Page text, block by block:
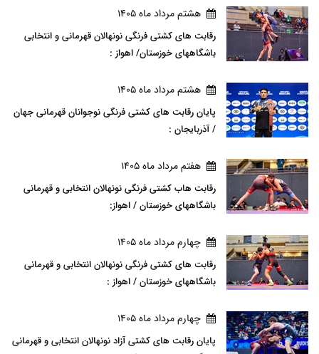
هشتم مرداد ماه 1405
رقابت های کشتی فرنگی نونهالان قهرمانی و انتخابی
باشگاههای خوزستان/ اهواز :
هشتم مرداد ماه 1405
پایان رقابت های کشتی فرنگی نوجوانان قهرمانی جهان
/ آذربایجان :
هفتم مرداد ماه 1405
رقابت هاب کشتی فرنگی نونهالان انتخابی و قهرمانی
باشگاههای خوزستان / اهواز:
چهارم مرداد ماه 1405
رقابت های کشتی فرنگی نونهالان انتخابی و قهرمانی
باشگاههای خوزستان / اهواز :
چهارم مرداد ماه 1405
پایان رقابت های کشتی آزاد نونهالان انتخابی و قهرمانی